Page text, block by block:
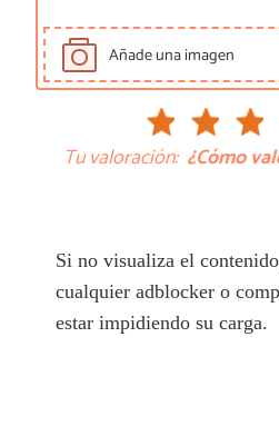
Añade una imagen
Tu valoración: ¿Cómo
Si no visualiza el
cualquier adblocker o
estar impidiendo su carga.